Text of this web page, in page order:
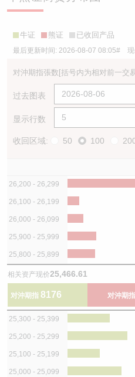
牛证 熊证 已收回产品
最后更新时间: 2026-08-07 08:05# 现
对沖期指張数[括号内为相对前一交
过去图表
显示行数
收回区域: 50 100
26,200 - 26,299
26,100 - 26,199
26,000 - 26,099
25,900 - 25,999
25,800 - 25,899
相关资产现价25,466.61
对沖期指 8176 对沖期指
25,300 - 25,399
25,200 - 25,299
25,100 - 25,199
25,000 - 25,099